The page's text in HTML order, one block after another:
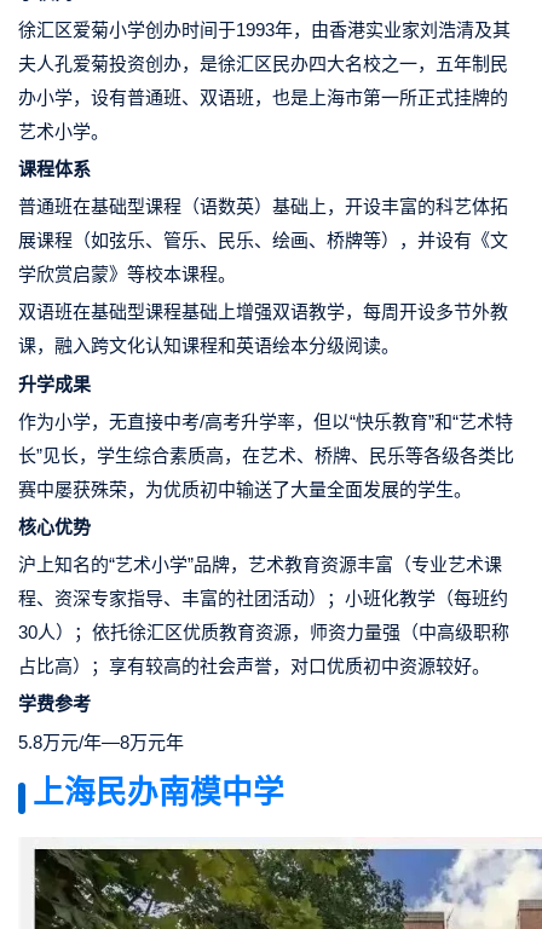
徐汇区爱菊小学创办时间于1993年，由香港实业家刘浩清及其
夫人孔爱菊投资创办，是徐汇区民办四大名校之一，五年制民
办小学，设有普通班、双语班，也是上海市第一所正式挂牌的
艺术小学。
课程体系
普通班在基础型课程（语数英）基础上，开设丰富的科艺体拓
展课程（如弦乐、管乐、民乐、绘画、桥牌等），并设有《文
学欣赏启蒙》等校本课程。
双语班在基础型课程基础上增强双语教学，每周开设多节外教
课，融入跨文化认知课程和英语绘本分级阅读。
升学成果
作为小学，无直接中考/高考升学率，但以“快乐教育”和“艺术特
长”见长，学生综合素质高，在艺术、桥牌、民乐等各级各类比
赛中屡获殊荣，为优质初中输送了大量全面发展的学生。
核心优势
沪上知名的“艺术小学”品牌，艺术教育资源丰富（专业艺术课
程、资深专家指导、丰富的社团活动）；小班化教学（每班约
30人）；依托徐汇区优质教育资源，师资力量强（中高级职称
占比高）；享有较高的社会声誉，对口优质初中资源较好。
学费参考
5.8万元/年—8万元年
上海民办南模中学